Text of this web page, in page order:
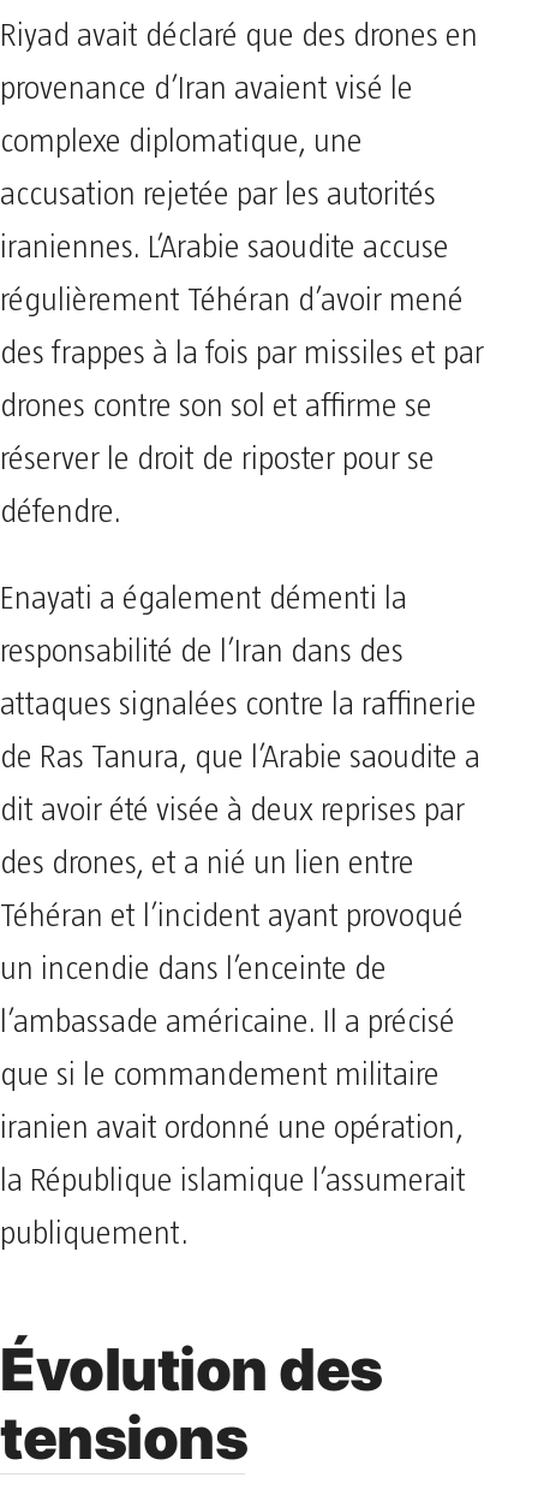
Riyad avait déclaré que des drones en
provenance d’Iran avaient visé le
complexe diplomatique, une
accusation rejetée par les autorités
iraniennes. L’Arabie saoudite accuse
régulièrement Téhéran d’avoir mené
des frappes à la fois par missiles et par
drones contre son sol et affirme se
réserver le droit de riposter pour se
défendre.
Enayati a également démenti la
responsabilité de l’Iran dans des
attaques signalées contre la raffinerie
de Ras Tanura, que l’Arabie saoudite a
dit avoir été visée à deux reprises par
des drones, et a nié un lien entre
Téhéran et l’incident ayant provoqué
un incendie dans l’enceinte de
l’ambassade américaine. Il a précisé
que si le commandement militaire
iranien avait ordonné une opération,
la République islamique l’assumerait
publiquement.
Évolution des
tensions